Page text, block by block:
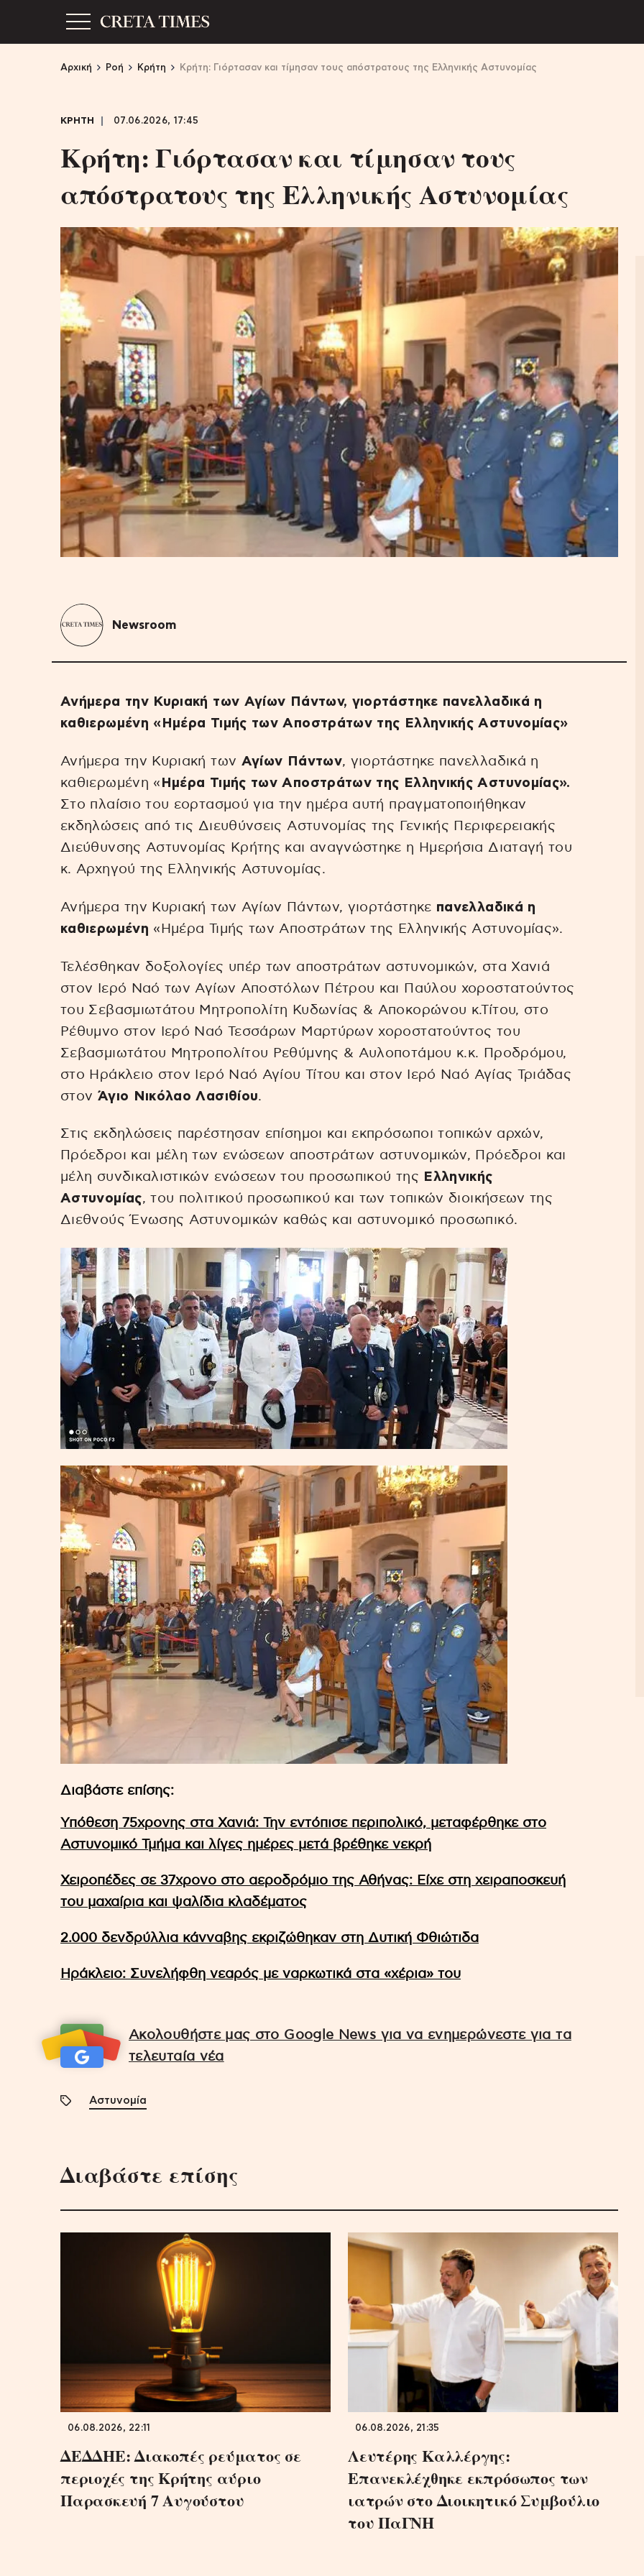
Αρχική Ροή Κρήτη Κρήτη: Γιόρτασαν και τίμησαν τους απόστρατους της Ελληνικής Αστυνομίας
ΚΡΗΤΗ 07.06.2026, 17:45
Κρήτη: Γιόρτασαν και τίμησαν τους
απόστρατους της Ελληνικής Αστυνομίας
Newsroom
Ανήμερα την Κυριακή των Αγίων Πάντων, γιορτάστηκε πανελλαδικά η
καθιερωμένη «Ημέρα Τιμής των Αποστράτων της Ελληνικής Αστυνομίας»
Ανήμερα την Κυριακή των Αγίων Πάντων, γιορτάστηκε πανελλαδικά η
καθιερωμένη « Ημέρα Τιμής των Αποστράτων της Ελληνικής Αστυνομίας».
Στο πλαίσιο του εορτασμού για την ημέρα αυτή πραγματοποιήθηκαν
εκδηλώσεις από τις Διευθύνσεις Αστυνομίας της Γενικής Περιφερειακής
Διεύθυνσης Αστυνομίας Κρήτης και αναγνώστηκε η Ημερήσια Διαταγή του
κ. Αρχηγού της Ελληνικής Αστυνομίας.
Ανήμερα την Κυριακή των Αγίων Πάντων, γιορτάστηκε πανελλαδικά η
καθιερωμένη «Ημέρα Τιμής των Αποστράτων της Ελληνικής Αστυνομίας».
Τελέσθηκαν δοξολογίες υπέρ των αποστράτων αστυνομικών, στα Χανιά
στον Ιερό Ναό των Αγίων Αποστόλων Πέτρου και Παύλου χοροστατούντος
του Σεβασμιωτάτου Μητροπολίτη Κυδωνίας & Αποκορώνου κ.Τίτου, στο
Ρέθυμνο στον Ιερό Ναό Τεσσάρων Μαρτύρων χοροστατούντος του
Σεβασμιωτάτου Μητροπολίτου Ρεθύμνης & Αυλοποτάμου κ.κ. Προδρόμου,
στο Ηράκλειο στον Ιερό Ναό Αγίου Τίτου και στον Ιερό Ναό Αγίας Τριάδας
στον Άγιο Νικόλαο Λασιθίου.
Στις εκδηλώσεις παρέστησαν επίσημοι και εκπρόσωποι τοπικών αρχών,
Πρόεδροι και μέλη των ενώσεων αποστράτων αστυνομικών, Πρόεδροι και
μέλη συνδικαλιστικών ενώσεων του προσωπικού της Ελληνικής
Αστυνομίας, του πολιτικού προσωπικού και των τοπικών διοικήσεων της
Διεθνούς Ένωσης Αστυνομικών καθώς και αστυνομικό προσωπικό.
Διαβάστε επίσης:
Υπόθεση 75χρονης στα Χανιά: Την εντόπισε περιπολικό, μεταφέρθηκε στο
Αστυνομικό Τμήμα και λίγες ημέρες μετά βρέθηκε νεκρή
Χειροπέδες σε 37χρονο στο αεροδρόμιο της Αθήνας: Είχε στη χειραποσκευή
του μαχαίρια και ψαλίδια κλαδέματος
2.000 δενδρύλλια κάνναβης εκριζώθηκαν στη Δυτική Φθιώτιδα
Ηράκλειο: Συνελήφθη νεαρός με ναρκωτικά στα «χέρια» του
Ακολουθήστε μας στο Google News για να ενημερώνεστε για τα
τελευταία νέα
Αστυνομία
Διαβάστε επίσης
06.08.2026, 22:11
ΔΕΔΔΗΕ: Διακοπές ρεύματος σε
περιοχές της Κρήτης αύριο
Παρασκευή 7 Αυγούστου
06.08.2026, 21:35
Λευτέρης Καλλέργης:
Επανεκλέχθηκε εκπρόσωπος των
ιατρών στο Διοικητικό Συμβούλιο
του ΠαΓΝΗ